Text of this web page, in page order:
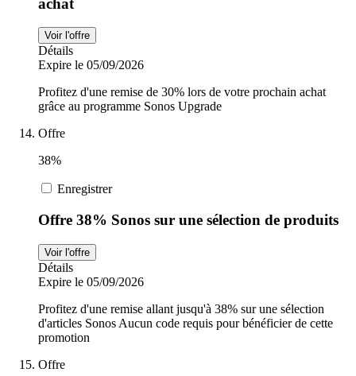
Voir l'offre
Détails
Expire le 05/09/2026
Profitez d'une remise de 30% lors de votre prochain achat
grâce au programme Sonos Upgrade
Offre
38%
Enregistrer
Offre 38% Sonos sur une sélection de produits
Voir l'offre
Détails
Expire le 05/09/2026
Profitez d'une remise allant jusqu'à 38% sur une sélection
d'articles Sonos Aucun code requis pour bénéficier de cette
promotion
Offre